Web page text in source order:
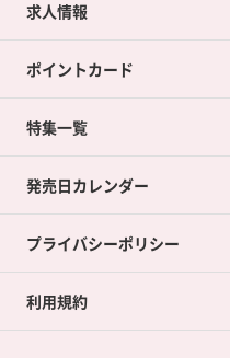
カードラボの買取サービスTOP
店舗買取について
ネット買取について
買取承諾書について
求人情報
ポイントカード
ポイントカードTOP
ポイント交換景品
特集一覧
発売日カレンダー
プライバシーポリシー
利用規約